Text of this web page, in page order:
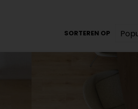
SORTEREN OP